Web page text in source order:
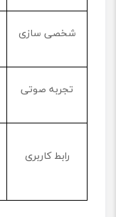
شخصی ‌سازی
تجربه صوتی
رابط کاربری